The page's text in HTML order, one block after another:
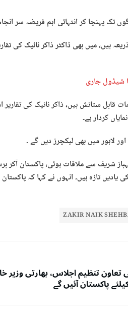
تک پہنچا کر انتہائی اہم فریضہ سر
ہیں، میں بھی ڈاکٹر ذاکر نائیک کی
شیڈول جاری
قابل ستائش ہیں، ذاکر نائیک کی تقاریر
کردار ہے۔
لاہور میں بھی لیکچرز دیں گے ۔
شریف سے ملاقات ہوئی، پاکستان آکر
اب تک اس کی یادیں تازہ ہیں۔ انہوں نے کہا کہ
ZAKIR NAIK
تعاون تنظیم اجلاس، بھارتی وزیر
پاکستان آئیں گے